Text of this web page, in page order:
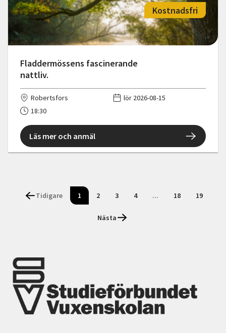
Fladdermössens fascinerande
nattliv.
Kostnadsfri
Robertsfors
lör 2026-08-15
18:30
Läs mer och anmäl
Tidigare 1 2 3 4 ... 18 19
Nästa